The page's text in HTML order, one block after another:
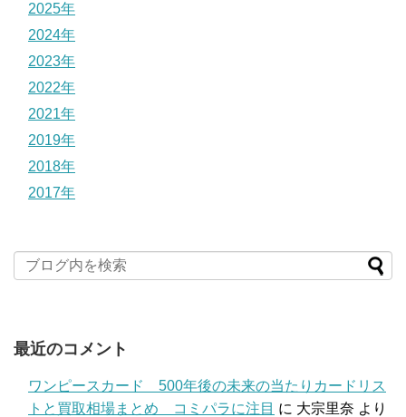
2025年
2024年
2023年
2022年
2021年
2019年
2018年
2017年
最近のコメント
ワンピースカード 500年後の未来の当たりカードリス
トと買取相場まとめ コミパラに注目 に 大宗里奈 より